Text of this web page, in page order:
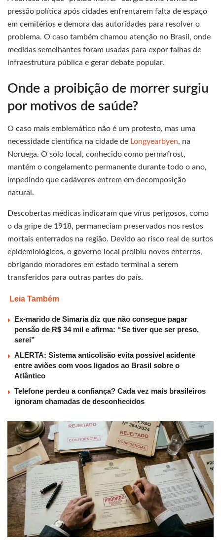
pressão política após cidades enfrentarem falta de espaço
em cemitérios e demora das autoridades para resolver o
problema. O caso também chamou atenção no Brasil, onde
medidas semelhantes foram usadas para expor falhas de
infraestrutura pública e gerar debate popular.
Onde a proibição de morrer surgiu
por motivos de saúde?
O caso mais emblemático não é um protesto, mas uma
necessidade científica na cidade de Longyearbyen, na
Noruega. O solo local, conhecido como permafrost,
mantém o congelamento permanente durante todo o ano,
impedindo que cadáveres entrem em decomposição
natural.
Descobertas médicas indicaram que vírus perigosos, como
o da gripe de 1918, permaneciam preservados nos restos
mortais enterrados na região. Devido ao risco real de surtos
epidemiológicos, o governo local proibiu novos enterros,
obrigando moradores em estado terminal a serem
transferidos para outras partes do país.
Leia Também
Ex-marido de Simaria diz que não consegue pagar
pensão de R$ 34 mil e afirma: “Se tiver que ser preso,
serei”
ALERTA: Sistema anticolisão evita possível acidente
entre aviões com voos ligados ao Brasil sobre o
Atlântico
Telefone perdeu a confiança? Cada vez mais brasileiros
ignoram chamadas de desconhecidos